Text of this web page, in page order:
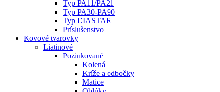
Typ PA11/PA21
Typ PA30-PA90
Typ DIASTAR
Príslušenstvo
Kovové tvarovky
Liatinové
Pozinkované
Kolená
Kríže a odbočky
Matice